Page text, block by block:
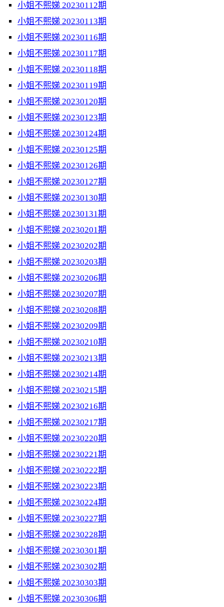
小姐不熙娣 20230112期
小姐不熙娣 20230113期
小姐不熙娣 20230116期
小姐不熙娣 20230117期
小姐不熙娣 20230118期
小姐不熙娣 20230119期
小姐不熙娣 20230120期
小姐不熙娣 20230123期
小姐不熙娣 20230124期
小姐不熙娣 20230125期
小姐不熙娣 20230126期
小姐不熙娣 20230127期
小姐不熙娣 20230130期
小姐不熙娣 20230131期
小姐不熙娣 20230201期
小姐不熙娣 20230202期
小姐不熙娣 20230203期
小姐不熙娣 20230206期
小姐不熙娣 20230207期
小姐不熙娣 20230208期
小姐不熙娣 20230209期
小姐不熙娣 20230210期
小姐不熙娣 20230213期
小姐不熙娣 20230214期
小姐不熙娣 20230215期
小姐不熙娣 20230216期
小姐不熙娣 20230217期
小姐不熙娣 20230220期
小姐不熙娣 20230221期
小姐不熙娣 20230222期
小姐不熙娣 20230223期
小姐不熙娣 20230224期
小姐不熙娣 20230227期
小姐不熙娣 20230228期
小姐不熙娣 20230301期
小姐不熙娣 20230302期
小姐不熙娣 20230303期
小姐不熙娣 20230306期